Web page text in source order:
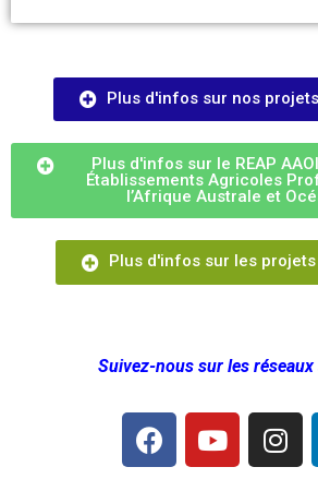
Plus d'infos sur nos projets
Plus d'infos sur le REAP
Établissements Agricoles
l’Afrique Australe et
Plus d'infos sur les projets
Suivez-nous sur les